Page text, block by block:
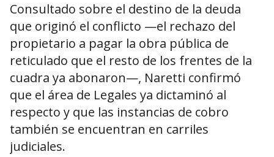
Consultado sobre el destino de la deuda
que originó el conflicto —el rechazo del
propietario a pagar la obra pública de
reticulado que el resto de los frentes de la
cuadra ya abonaron—, Naretti confirmó
que el área de Legales ya dictaminó al
respecto y que las instancias de cobro
también se encuentran en carriles
judiciales.